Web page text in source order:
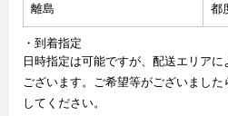
離島 都
・到着指定
日時指定は可能ですが、配送エリア
ございます。ご希望等がございまし
してください。